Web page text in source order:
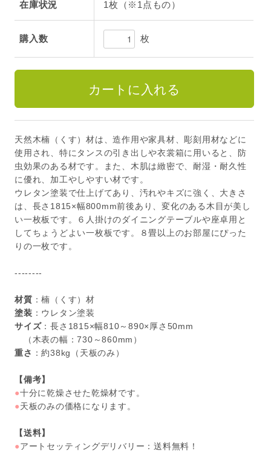
在庫状況 1枚（※1点もの）
購入数 枚
天然木楠（くす）材は、造作用や家具材、彫刻用材などに
使用され、特にタンスの引き出しや衣裳箱に用いると、防
虫効果のある材です。また、木肌は緻密で、耐湿・耐久性
に優れ、加工やしやすい材です。
ウレタン塗装で仕上げてあり、汚れやキズに強く、大きさ
は、長さ1815×幅800mm前後あり、変化のある木目が美し
い一枚板です。６人掛けのダイニングテーブルや座卓用と
してちょうどよい一枚板です。８畳以上のお部屋にぴった
りの一枚です。
--------
材質 ：楠（くす）材
塗装 ：ウレタン塗装
サイズ：長さ1815×幅810～890×厚さ50mm
（木表の幅：730～860mm）
重さ ：約38kg（天板のみ）
【備考】
●十分に乾燥させた乾燥材です。
●天板のみの価格になります。
【送料】
●アートセッティングデリバリー：送料無料！